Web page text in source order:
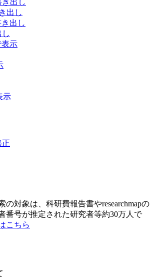
き出し
出し
き出し
表示
示
正
の対象は、科研費報告書やresearchmapの
番号が推定された研究者等約30万人で
こちら